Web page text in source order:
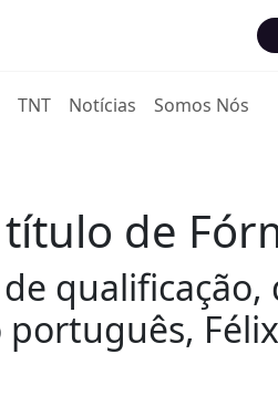
TNT Notícias Somos Nós
de
qualificação,